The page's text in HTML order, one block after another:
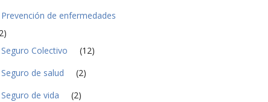
Prevención de enfermedades
Seguro Colectivo
(12)
Seguro de salud
(2)
Seguro de vida
(2)